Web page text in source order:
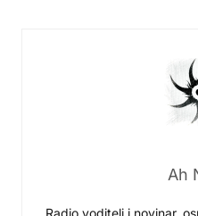
Ah
Radio voditelj i novinar,